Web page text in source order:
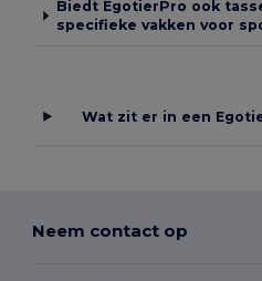
Biedt EgotierPro ook
specifieke vakken voor
Wat zit er in een
Neem contact op